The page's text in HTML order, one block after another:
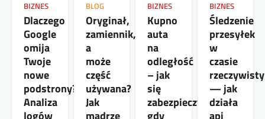
BIZNES
Dlaczego
Google
omija
Twoje
nowe
podstrony?
Analiza
BLOG
Oryginał,
zamiennik,
a
może
część
używana?
Jak
BIZNES
Kupno
auta
na
odległość
– jak
się
zabezpieczyć,
BIZNES
Śledzenie
przesyłek
w
czasie
— jak
działa